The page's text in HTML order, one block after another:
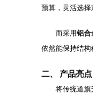
预算，灵活选择
而采用铝合
依然能保持结构
二、 产品亮
将传统道旗